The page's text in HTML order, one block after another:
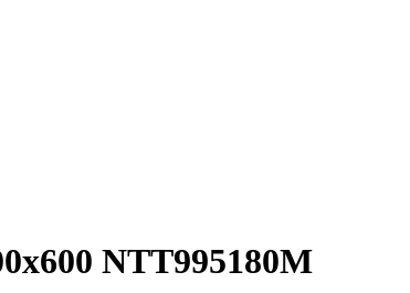
NTT995180M